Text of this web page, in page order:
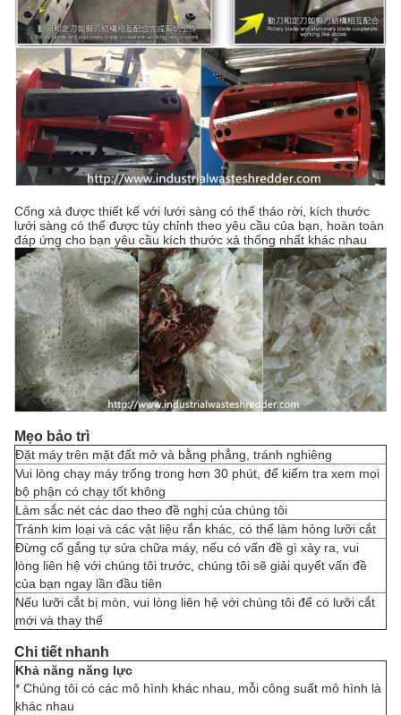
Cổng xả được thiết kế với lưới sàng có thể tháo rời, kích thước
lưới sàng có thể được tùy chỉnh theo yêu cầu của bạn, hoàn toàn
đáp ứng cho bạn yêu cầu kích thước xả thống nhất khác nhau
Mẹo bảo trì
Đặt máy trên mặt đất mở và bằng phẳng, tránh nghiêng
Vui lòng chạy máy trống trong hơn 30 phút, để kiểm tra xem mọi
bộ phận có chạy tốt không
Làm sắc nét các dao theo đề nghị của chúng tôi
Tránh kim loại và các vật liệu rắn khác, có thể làm hỏng lưỡi cắt
Đừng cố gắng tự sửa chữa máy, nếu có vấn đề gì xảy ra, vui
lòng liên hệ với chúng tôi trước, chúng tôi sẽ giải quyết vấn đề
của bạn ngay lần đầu tiên
Nếu lưỡi cắt bị mòn, vui lòng liên hệ với chúng tôi để có lưỡi cắt
mới và thay thế
Chi tiết nhanh
Khả năng năng lực
* Chúng tôi có các mô hình khác nhau, mỗi công suất mô hình là
khác nhau